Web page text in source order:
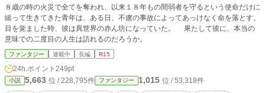
８歳の時の火災で全てを奪われ、以来１８年もの間弱者を守るという使命だけに
縋って生きてきた青年は、ある日、不慮の事故によってあっけなく命を落とす。
目を覚ました時、彼は異世界の赤ん坊になっていた。 果たして彼に、本当の
意味での二度目の人生は訪れるのだろうか。
ファンタジー 連載中 長編 R15
24h.ポイント 249pt
小説 5,663 位 / 228,795件 ファンタジー 1,015 位 / 53,318件